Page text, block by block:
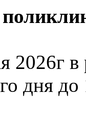
2026г
дня до